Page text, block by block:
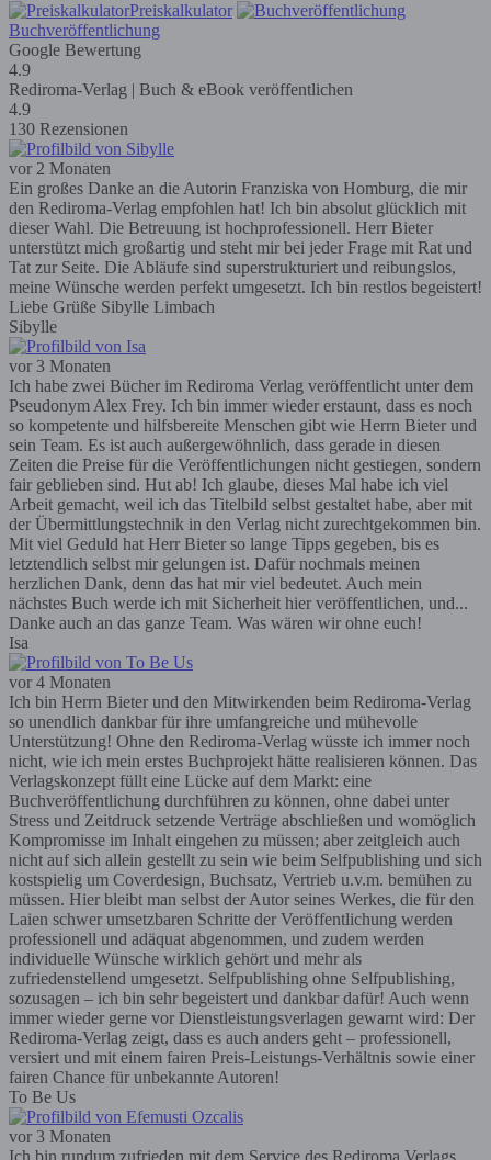
Preiskalkulator
Buchveröffentlichung
Google Bewertung
4.9
Rediroma-Verlag | Buch & eBook veröffentlichen
4.9
130 Rezensionen
vor 2 Monaten
Ein großes Danke an die Autorin Franziska von Homburg, die mir
den Rediroma-Verlag empfohlen hat! Ich bin absolut glücklich mit
dieser Wahl. Die Betreuung ist hochprofessionell. Herr Bieter
unterstützt mich großartig und steht mir bei jeder Frage mit Rat und
Tat zur Seite. Die Abläufe sind superstrukturiert und reibungslos,
meine Wünsche werden perfekt umgesetzt. Ich bin restlos begeistert!
Liebe Grüße Sibylle Limbach
Sibylle
vor 3 Monaten
Ich habe zwei Bücher im Rediroma Verlag veröffentlicht unter dem
Pseudonym Alex Frey. Ich bin immer wieder erstaunt, dass es noch
so kompetente und hilfsbereite Menschen gibt wie Herrn Bieter und
sein Team. Es ist auch außergewöhnlich, dass gerade in diesen
Zeiten die Preise für die Veröffentlichungen nicht gestiegen, sondern
fair geblieben sind. Hut ab! Ich glaube, dieses Mal habe ich viel
Arbeit gemacht, weil ich das Titelbild selbst gestaltet habe, aber mit
der Übermittlungstechnik in den Verlag nicht zurechtgekommen bin.
Mit viel Geduld hat Herr Bieter so lange Tipps gegeben, bis es
letztendlich selbst mir gelungen ist. Dafür nochmals meinen
herzlichen Dank, denn das hat mir viel bedeutet. Auch mein
nächstes Buch werde ich mit Sicherheit hier veröffentlichen, und...
Danke auch an das ganze Team. Was wären wir ohne euch!
Isa
vor 4 Monaten
Ich bin Herrn Bieter und den Mitwirkenden beim Rediroma-Verlag
so unendlich dankbar für ihre umfangreiche und mühevolle
Unterstützung! Ohne den Rediroma-Verlag wüsste ich immer noch
nicht, wie ich mein erstes Buchprojekt hätte realisieren können. Das
Verlagskonzept füllt eine Lücke auf dem Markt: eine
Buchveröffentlichung durchführen zu können, ohne dabei unter
Stress und Zeitdruck setzende Verträge abschließen und womöglich
Kompromisse im Inhalt eingehen zu müssen; aber zeitgleich auch
nicht auf sich allein gestellt zu sein wie beim Selfpublishing und sich
kostspielig um Coverdesign, Buchsatz, Vertrieb u.v.m. bemühen zu
müssen. Hier bleibt man selbst der Autor seines Werkes, die für den
Laien schwer umsetzbaren Schritte der Veröffentlichung werden
professionell und adäquat abgenommen, und zudem werden
individuelle Wünsche wirklich gehört und mehr als
zufriedenstellend umgesetzt. Selfpublishing ohne Selfpublishing,
sozusagen – ich bin sehr begeistert und dankbar dafür! Auch wenn
immer wieder gerne vor Dienstleistungsverlagen gewarnt wird: Der
Rediroma-Verlag zeigt, dass es auch anders geht – professionell,
versiert und mit einem fairen Preis-Leistungs-Verhältnis sowie einer
fairen Chance für unbekannte Autoren!
To Be Us
vor 3 Monaten